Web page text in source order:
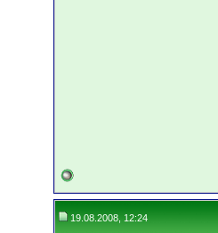
19.08.2008, 12:24